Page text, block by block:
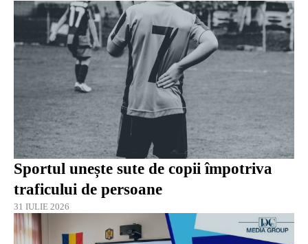
Sportul unește sute de copii împotriva
traficului de persoane
31 IULIE 2026